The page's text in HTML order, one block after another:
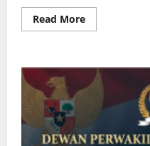
Read MoreRead
more
Sebut
Perlu
Semangat
Royong
Kembangkan
Polman